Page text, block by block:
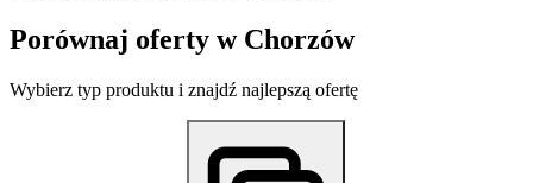
Porównaj oferty w Chorzów
Wybierz typ produktu i znajdź najlepszą ofertę